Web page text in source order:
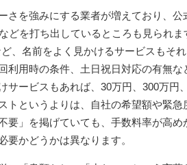
さを強みにする業者が増えており、
どを打ち出しているところも見られ
、名前をよく見かけるサービスもそ
利用時の条件、土日祝日対応の有無
サービスもあれば、30万円、300万円
トというよりは、自社の希望額や緊
要」を掲げていても、手数料率が高
要かどうかは異なります。